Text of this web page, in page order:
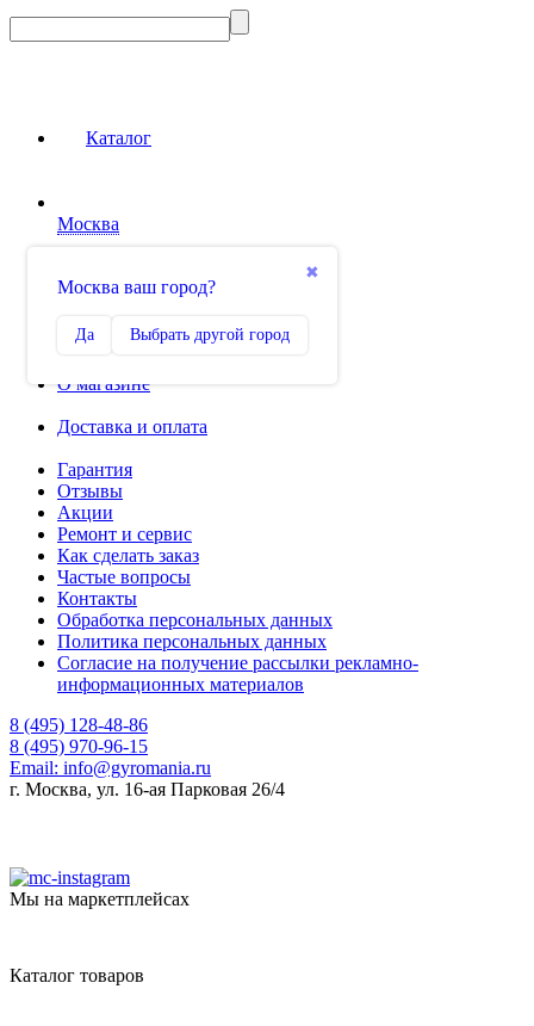
Каталог
Москва
✖
Москва ваш город?
Да Выбрать другой город
0
Избранное
О магазине
Доставка и оплата
Гарантия
Отзывы
Акции
Ремонт и сервис
Как сделать заказ
Частые вопросы
Контакты
Обработка персональных данных
Политика персональных данных
Согласие на получение рассылки рекламно-
информационных материалов
8 (495) 128-48-86
8 (495) 970-96-15
Email: info@gyromania.ru
г. Москва, ул. 16-ая Парковая 26/4
Мы на маркетплейсах
Каталог товаров